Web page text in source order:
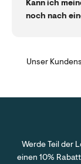
Kann ich
noch nach
Unser
Werde Teil der
einen 10%